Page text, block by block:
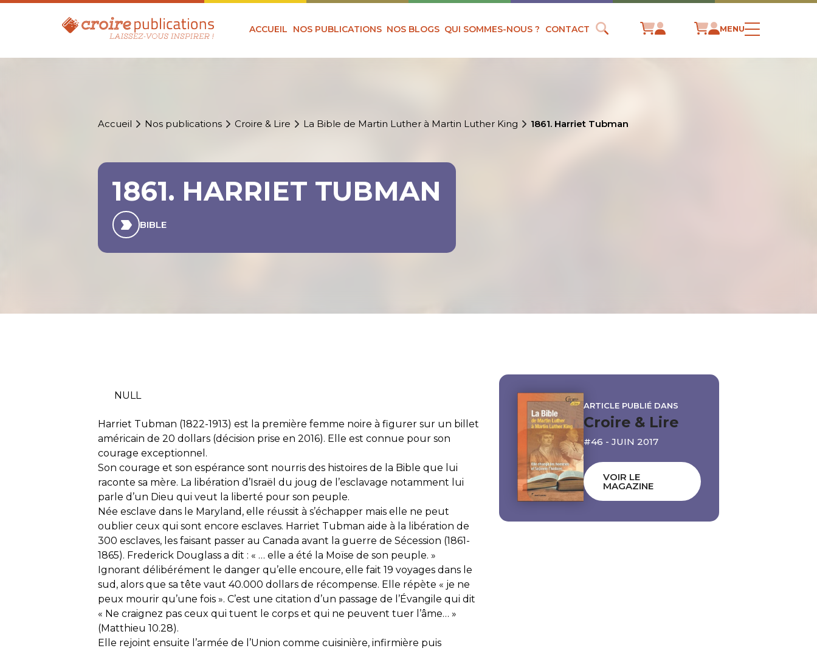
ACCUEIL NOS PUBLICATIONS NOS BLOGS QUI SOMMES-NOUS ? CONTACT MENU
Accueil Nos publications Croire & Lire La Bible de Martin Luther à Martin Luther King 1861. Harriet Tubman
1861. HARRIET TUBMAN
BIBLE
NULL
Harriet Tubman (1822-1913) est la première femme noire à figurer sur un billet
américain de 20 dollars (décision prise en 2016). Elle est connue pour son
courage exceptionnel.
Son courage et son espérance sont nourris des histoires de la Bible que lui
raconte sa mère. La libération d’Israël du joug de l’esclavage notamment lui
parle d’un Dieu qui veut la liberté pour son peuple.
Née esclave dans le Maryland, elle réussit à s’échapper mais elle ne peut
oublier ceux qui sont encore esclaves. Harriet Tubman aide à la libération de
300 esclaves, les faisant passer au Canada avant la guerre de Sécession (1861-
1865). Frederick Douglass a dit : « … elle a été la Moïse de son peuple. »
Ignorant délibérément le danger qu’elle encoure, elle fait 19 voyages dans le
sud, alors que sa tête vaut 40.000 dollars de récompense. Elle répète « je ne
peux mourir qu’une fois ». C’est une citation d’un passage de l’Évangile qui dit
« Ne craignez pas ceux qui tuent le corps et qui ne peuvent tuer l’âme… »
(Matthieu 10.28).
Elle rejoint ensuite l’armée de l’Union comme cuisinière, infirmière puis
ARTICLE PUBLIÉ DANS
Croire & Lire
#46 - JUIN 2017
VOIR LE
MAGAZINE